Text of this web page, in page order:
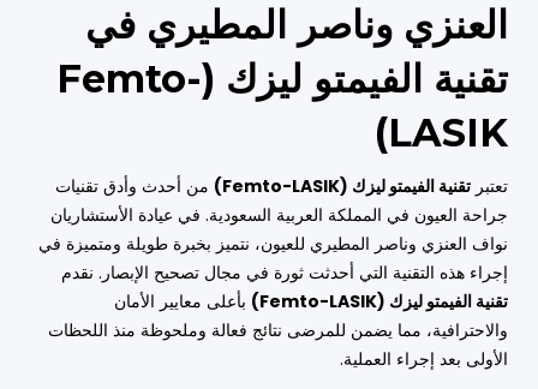
العنزي وناصر المطيري في
تقنية الفيمتو ليزك (Femto-
LASIK)
تعتبر تقنية الفيمتو ليزك (Femto-LASIK)
من أحدث وأدق تقنيات
جراحة العيون في المملكة العربية السعودية. في عيادة الأستشاريان
نواف العنزي وناصر المطيري للعيون، نتميز بخبرة طويلة ومتميزة في
إجراء هذه التقنية التي أحدثت ثورة في مجال تصحيح الإبصار. نقدم
تقنية الفيمتو ليزك (Femto-LASIK)
بأعلى معايير الأمان
والاحترافية، مما يضمن للمرضى نتائج فعالة وملحوظة منذ اللحظات
الأولى بعد إجراء العملية.